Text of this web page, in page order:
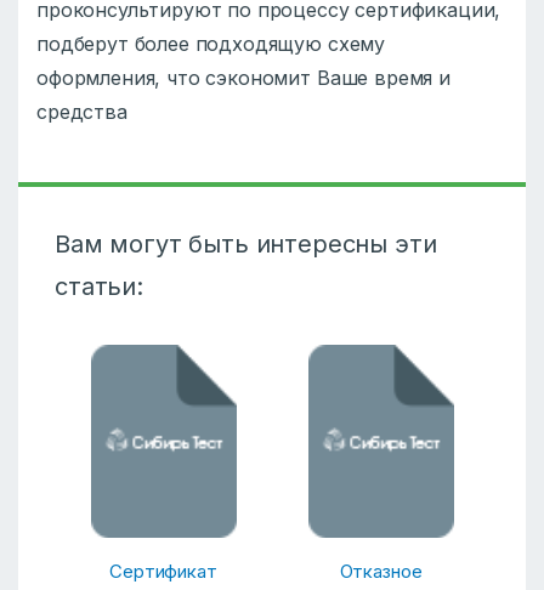
проконсультируют по процессу сертификации,
подберут более подходящую схему
оформления, что сэкономит Ваше время и
средства
Вам могут быть интересны эти
статьи:
Сертификат
Отказное